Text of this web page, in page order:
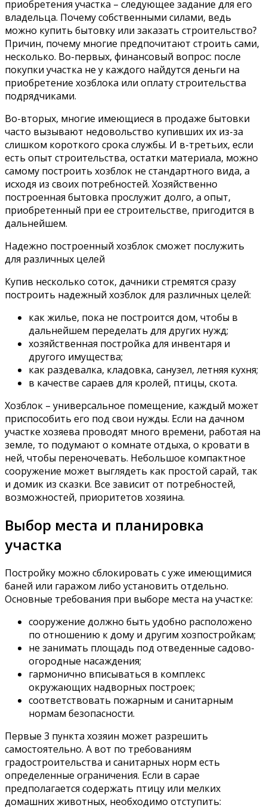
приобретения участка – следующее задание для его
владельца. Почему собственными силами, ведь
можно купить бытовку или заказать строительство?
Причин, почему многие предпочитают строить сами,
несколько. Во-первых, финансовый вопрос: после
покупки участка не у каждого найдутся деньги на
приобретение хозблока или оплату строительства
подрядчиками.
Во-вторых, многие имеющиеся в продаже бытовки
часто вызывают недовольство купивших их из-за
слишком короткого срока службы. И в-третьих, если
есть опыт строительства, остатки материала, можно
самому построить хозблок не стандартного вида, а
исходя из своих потребностей. Хозяйственно
построенная бытовка прослужит долго, а опыт,
приобретенный при ее строительстве, пригодится в
дальнейшем.
Надежно построенный хозблок сможет послужить
для различных целей
Купив несколько соток, дачники стремятся сразу
построить надежный хозблок для различных целей:
как жилье, пока не построится дом, чтобы в
дальнейшем переделать для других нужд;
хозяйственная постройка для инвентаря и
другого имущества;
как раздевалка, кладовка, санузел, летняя кухня;
в качестве сараев для кролей, птицы, скота.
Хозблок – универсальное помещение, каждый может
приспособить его под свои нужды. Если на дачном
участке хозяева проводят много времени, работая на
земле, то подумают о комнате отдыха, о кровати в
ней, чтобы переночевать. Небольшое компактное
сооружение может выглядеть как простой сарай, так
и домик из сказки. Все зависит от потребностей,
возможностей, приоритетов хозяина.
Выбор места и планировка
участка
Постройку можно сблокировать с уже имеющимися
баней или гаражом либо установить отдельно.
Основные требования при выборе места на участке:
сооружение должно быть удобно расположено
по отношению к дому и другим хозпостройкам;
не занимать площадь под отведенные садово-
огородные насаждения;
гармонично вписываться в комплекс
окружающих надворных построек;
соответствовать пожарным и санитарным
нормам безопасности.
Первые 3 пункта хозяин может разрешить
самостоятельно. А вот по требованиям
градостроительства и санитарных норм есть
определенные ограничения. Если в сарае
предполагается содержать птицу или мелких
домашних животных, необходимо отступить: